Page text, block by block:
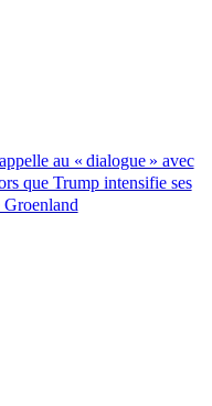
au « dialogue » avec
que Trump intensifie ses
Groenland